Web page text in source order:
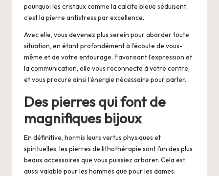
pourquoi les cristaux comme la calcite bleue séduisent,
c’est la pierre antistress par excellence.
Avec elle, vous devenez plus serein pour aborder toute
situation, en étant profondément à l’écoute de vous-
même et de votre entourage. Favorisant l’expression et
la communication, elle vous reconnecte à votre centre,
et vous procure ainsi l’énergie nécessaire pour parler.
Des pierres qui font de
magnifiques bijoux
En définitive, hormis leurs vertus physiques et
spirituelles, les pierres de lithothérapie sont l’un des plus
beaux accessoires que vous puissiez arborer. Cela est
aussi valable pour les hommes que pour les dames.